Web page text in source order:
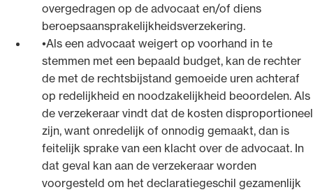
overgedragen op de advocaat en/of diens
beroepsaansprakelijkheidsverzekering.
Als een advocaat weigert op voorhand in te
stemmen met een bepaald budget, kan de rechter
de met de rechtsbijstand gemoeide uren achteraf
op redelijkheid en noodzakelijkheid beoordelen. Als
de verzekeraar vindt dat de kosten disproportioneel
zijn, want onredelijk of onnodig gemaakt, dan is
feitelijk sprake van een klacht over de advocaat. In
dat geval kan aan de verzekeraar worden
voorgesteld om het declaratiegeschil gezamenlijk